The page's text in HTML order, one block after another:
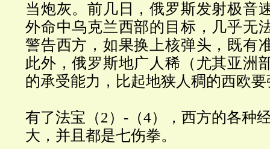
当炮灰。前几日，俄罗斯发射极音
外命中乌克兰西部的目标，几乎无
警告西方，如果换上核弹头，既有
此外，俄罗斯地广人稀（尤其亚洲
的承受能力，比起地狭人稠的西欧
有了法宝（2）-（4），西方的各种
大，并且都是七伤拳。